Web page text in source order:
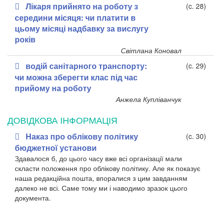
Лікаря прийнято на роботу з
середини місяця: чи платити в
цьому місяці надбавку за вислугу
років
(c. 28)
Світлана Коновал
водій санітарного транспорту:
чи можна зберегти клас під час
прийому на роботу
(c. 29)
Анжела Купліванчук
ДОВІДКОВА ІНФОРМАЦІЯ
Наказ про облікову політику
бюджетної установи
(c. 30)
Здавалося б, до цього часу вже всі організації мали
скласти положення про облікову політику. Але як показує
наша редакційна пошта, впоралися з цим завданням
далеко не всі. Саме тому ми і наводимо зразок цього
документа.